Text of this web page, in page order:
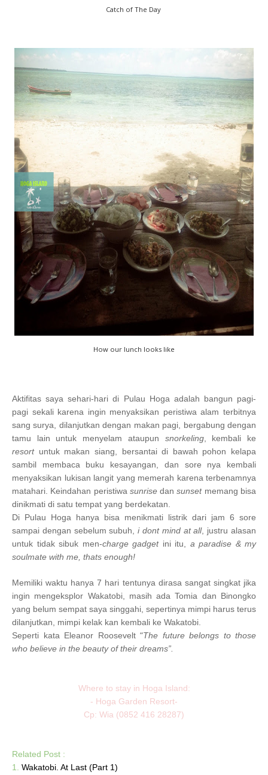
Catch of The Day
How our lunch looks like
Aktifitas saya sehari-hari di Pulau Hoga adalah bangun pagi-
pagi sekali karena ingin menyaksikan peristiwa alam terbitnya
sang surya, dilanjutkan dengan makan pagi, bergabung dengan
tamu lain untuk menyelam ataupun snorkeling, kembali ke
resortuntuk makan siang, bersantai di bawah pohon kelapa
sambil membaca buku kesayangan, dan sore nya kembali
menyaksikan lukisan langit yang memerah karena terbenamnya
matahari. Keindahan peristiwa sunrisedan sunsetmemang bisa
dinikmati di satu tempat yang berdekatan.
Di Pulau Hoga hanya bisa menikmati listrik dari jam 6 sore
sampai dengan sebelum subuh,
i dont mind at all, justru alasan
untuk tidak sibuk men-charge gadget ini itu, a paradise & my
soulmate with me, thats enough!
Memiliki waktu hanya 7 hari tentunya dirasa sangat singkat jika
ingin mengeksplor Wakatobi, masih ada Tomia dan Binongko
yang belum sempat saya singgahi, sepertinya mimpi harus terus
dilanjutkan, mimpi kelak kan kembali ke Wakatobi.
Seperti kata Eleanor Roosevelt “The future belongs to those
who believe in the beauty of their dreams”.
Where to stay in Hoga Island:
- Hoga Garden Resort-
Cp: Wia (0852 416 28287)
Related Post :
1. Wakatobi. At Last (Part 1)